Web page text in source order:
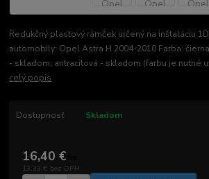
Redukčný plastový rámček určený na inštaláciu
automobily: Opel Astra H 2004-2010 Farba:
- skladom, antracitová - skladom (farbu je nutné
celý popis
Dostupnosť Skladom
16,40 €
13,33 € bez DPH